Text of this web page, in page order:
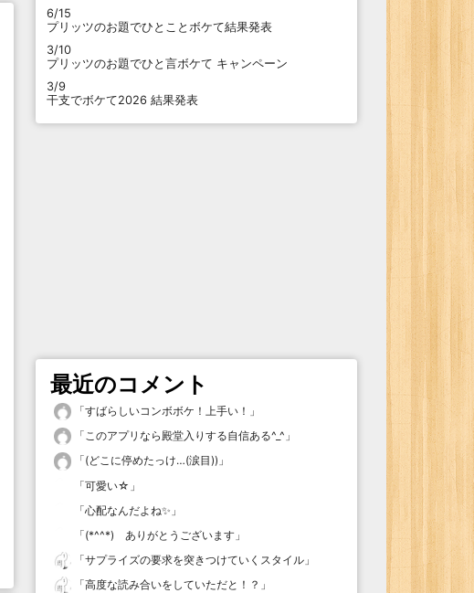
6/15
プリッツのお題でひとことボケて結果発表
3/10
プリッツのお題でひと言ボケて キャンペーン
3/9
干支でボケて2026 結果発表
最近のコメント
「すばらしいコンボボケ！上手い！ 」
「このアプリなら殿堂入りする自信ある^_^ 」
「(どこに停めたっけ…(涙目)) 」
「可愛い☆ 」
「心配なんだよね✨ 」
「(*^^*) ありがとうございます 」
「サプライズの要求を突きつけていくスタイル 」
「高度な読み合いをしていただと！？ 」